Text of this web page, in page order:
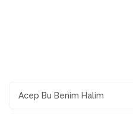
Acep Bu Benim Halim